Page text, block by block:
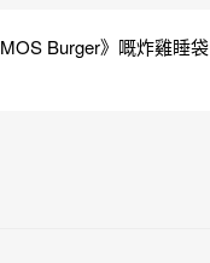
MOS Burger》嘅炸雞睡袋